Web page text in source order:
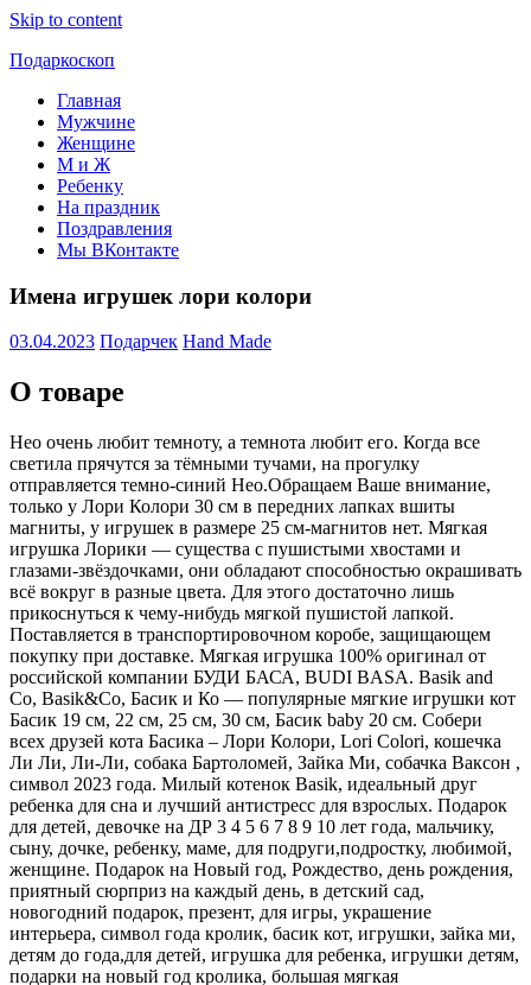
Skip to content
Подаркоскоп
Поможем
выбрать
подарить
Главная
Мужчине
Женщине
М и Ж
Ребенку
На праздник
Поздравления
Мы ВКонтакте
Имена игрушек лори колори
03.04.2023 Подарчек Hand Made
О товаре
Нео очень любит темноту, а темнота любит его. Когда все
светила прячутся за тёмными тучами, на прогулку
отправляется темно-синий Нео.Обращаем Ваше внимание,
только у Лори Колори 30 см в передних лапках вшиты
магниты, у игрушек в размере 25 см-магнитов нет. Мягкая
игрушка Лорики — существа с пушистыми хвостами и
глазами-звёздочками, они обладают способностью окрашивать
всё вокруг в разные цвета. Для этого достаточно лишь
прикоснуться к чему-нибудь мягкой пушистой лапкой.
Поставляется в транспортировочном коробе, защищающем
покупку при доставке. Мягкая игрушка 100% оригинал от
российской компании БУДИ БАСА, BUDI BASA. Basik and
Co, Basik&Co, Басик и Ко — популярные мягкие игрушки кот
Басик 19 см, 22 см, 25 см, 30 см, Басик baby 20 см. Собери
всех друзей кота Басика – Лори Колори, Lori Colori, кошечка
Ли Ли, Ли-Ли, собака Бартоломей, Зайка Ми, собачка Ваксон ,
символ 2023 года. Милый котенок Basik, идеальный друг
ребенка для сна и лучший антистресс для взрослых. Подарок
для детей, девочке на ДР 3 4 5 6 7 8 9 10 лет года, мальчику,
сыну, дочке, ребенку, маме, для подруги,подростку, любимой,
женщине. Подарок на Новый год, Рождество, день рождения,
приятный сюрприз на каждый день, в детский сад,
новогодний подарок, презент, для игры, украшение
интерьера, символ года кролик, басик кот, игрушки, зайка ми,
детям до года,для детей, игрушка для ребенка, игрушки детям,
подарки на новый год кролика, большая мягкая